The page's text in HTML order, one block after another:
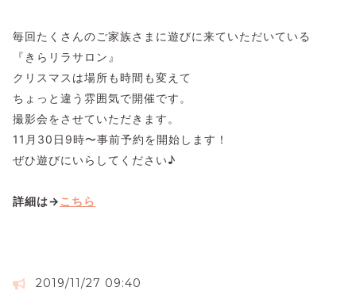
毎回たくさんのご家族さまに遊びに来ていただいている
『きらリラサロン』
クリスマスは場所も時間も変えて
ちょっと違う雰囲気で開催です。
撮影会をさせていただきます。
11月30日9時〜事前予約を開始します！
ぜひ遊びにいらしてください♪
詳細は→こちら
2019/11/27 09:40